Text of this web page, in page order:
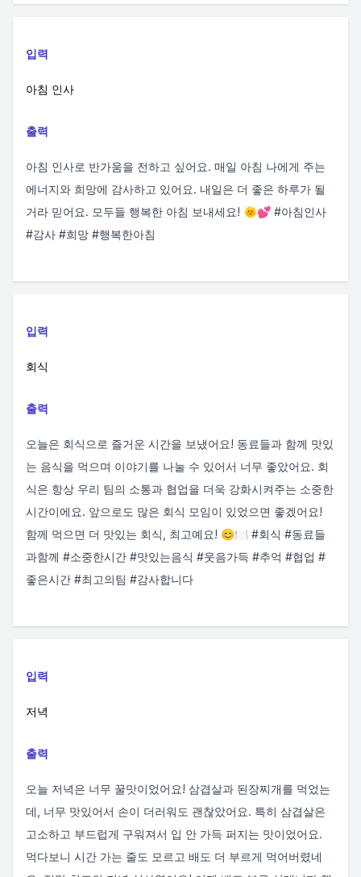
입력
아침 인사
출력
아침 인사로 반가움을 전하고 싶어요. 매일 아침 나에게 주는
에너지와 희망에 감사하고 있어요. 내일은 더 좋은 하루가 될
거라 믿어요. 모두들 행복한 아침 보내세요! 🌞💕 #아침인사
#감사 #희망 #행복한아침
입력
회식
출력
오늘은 회식으로 즐거운 시간을 보냈어요! 동료들과 함께 맛있
는 음식을 먹으며 이야기를 나눌 수 있어서 너무 좋았어요. 회
식은 항상 우리 팀의 소통과 협업을 더욱 강화시켜주는 소중한
시간이에요. 앞으로도 많은 회식 모임이 있었으면 좋겠어요!
함께 먹으면 더 맛있는 회식, 최고예요! 😊🍽️ #회식 #동료들
과함께 #소중한시간 #맛있는음식 #웃음가득 #추억 #협업 #
좋은시간 #최고의팀 #감사합니다
입력
저녁
출력
오늘 저녁은 너무 꿀맛이었어요! 삼겹살과 된장찌개를 먹었는
데, 너무 맛있어서 손이 더러워도 괜찮았어요. 특히 삼겹살은
고소하고 부드럽게 구워져서 입 안 가득 퍼지는 맛이었어요.
먹다보니 시간 가는 줄도 모르고 배도 더 부르게 먹어버렸네